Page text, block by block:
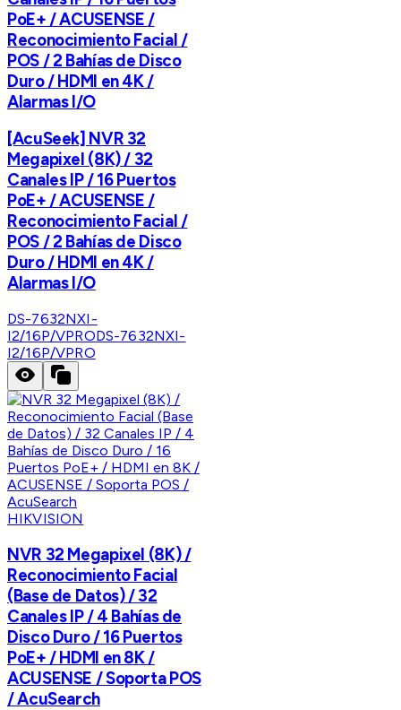
PoE+ / ACUSENSE /
Reconocimiento Facial /
POS / 2 Bahías de Disco
Duro / HDMI en 4K /
Alarmas I/O
[AcuSeek] NVR 32
Megapixel (8K) / 32
Canales IP / 16 Puertos
PoE+ / ACUSENSE /
Reconocimiento Facial /
POS / 2 Bahías de Disco
Duro / HDMI en 4K /
Alarmas I/O
DS-7632NXI-
I2/16P/VPRODS-7632NXI-
I2/16P/VPRO
HIKVISION
NVR 32 Megapixel (8K) /
Reconocimiento Facial
(Base de Datos) / 32
Canales IP / 4 Bahías de
Disco Duro / 16 Puertos
PoE+ / HDMI en 8K /
ACUSENSE / Soporta POS
/ AcuSearch